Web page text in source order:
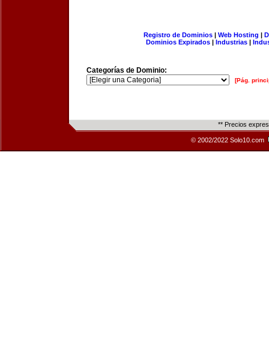
Registro de Dominios| Web Hosting |
Dominios Expirados | Industrias |
Categorías de Dominio:
[Pág.
** Precios
© 2002/2022 Solo10.com